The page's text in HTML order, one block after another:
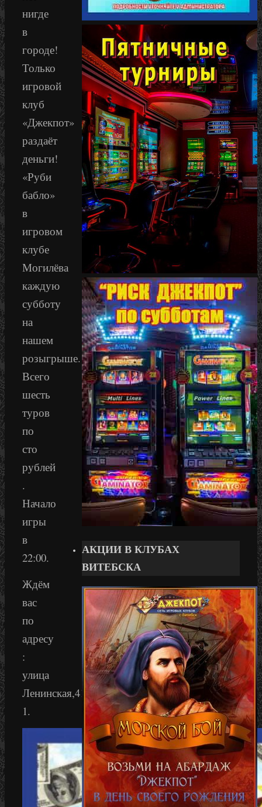
нигде
в
городе!
Только
игровой
клуб
«Джекпот»
раздаёт
деньги!
«Руби
бабло»
в
игровом
клубе
Могилёва
каждую
субботу
на
нашем
розыгрыше.
Всего
шесть
туров
по
сто
рублей
.
Начало
игры
в
22:00.
Ждём
вас
по
адресу
:
улица
Ленинская,41-
1.
АКЦИИ В КЛУБАХ
ВИТЕБСКА